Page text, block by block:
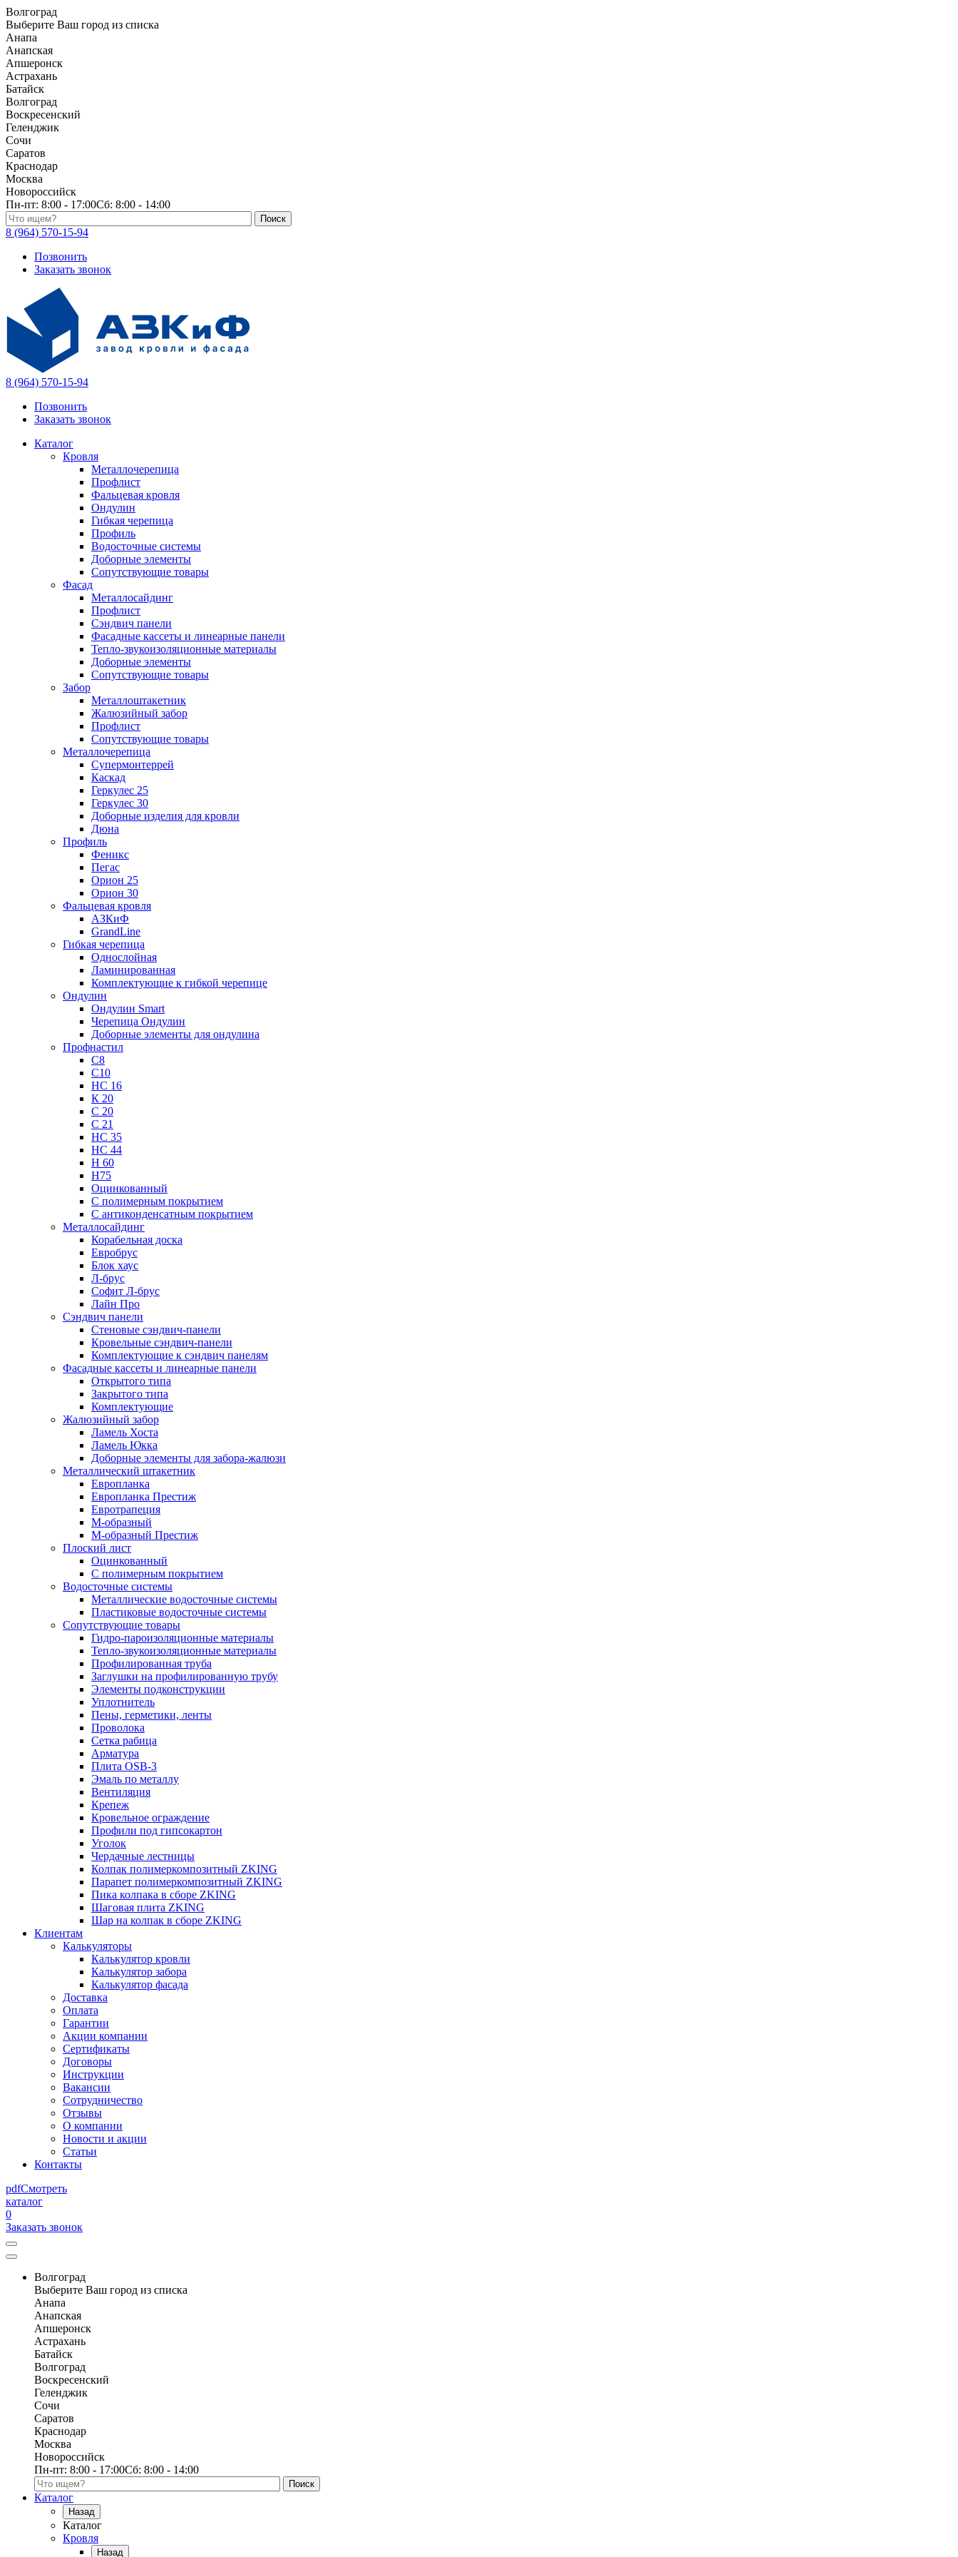
Волгоград
Выберите Ваш город из списка
Анапа
Анапская
Апшеронск
Астрахань
Батайск
Волгоград
Воскресенский
Геленджик
Сочи
Саратов
Краснодар
Москва
Новороссийск
Пн-пт: 8:00 - 17:00Сб: 8:00 - 14:00
Поиск по каталогу
8 (964) 570-15-94
Позвонить
Заказать звонок
8 (964) 570-15-94
Позвонить
Заказать звонок
Каталог
Кровля
Металлочерепица
Профлист
Фальцевая кровля
Ондулин
Гибкая черепица
Профиль
Водосточные системы
Доборные элементы
Сопутствующие товары
Фасад
Металлосайдинг
Профлист
Сэндвич панели
Фасадные кассеты и линеарные панели
Тепло-звукоизоляционные материалы
Доборные элементы
Сопутствующие товары
Забор
Металлоштакетник
Жалюзийный забор
Профлист
Сопутствующие товары
Металлочерепица
Супермонтеррей
Каскад
Геркулес 25
Геркулес 30
Доборные изделия для кровли
Дюна
Профиль
Феникс
Пегас
Орион 25
Орион 30
Фальцевая кровля
АЗКиФ
GrandLine
Гибкая черепица
Однослойная
Ламинированная
Комплектующие к гибкой черепице
Ондулин
Ондулин Smart
Черепица Ондулин
Доборные элементы для ондулина
Профнастил
С8
С10
НС 16
К 20
С 20
С 21
НС 35
НС 44
Н 60
Н75
Оцинкованный
С полимерным покрытием
С антиконденсатным покрытием
Металлосайдинг
Корабельная доска
Евробрус
Блок хаус
Л-брус
Софит Л-брус
Лайн Про
Сэндвич панели
Стеновые сэндвич-панели
Кровельные сэндвич-панели
Комплектующие к сэндвич панелям
Фасадные кассеты и линеарные панели
Открытого типа
Закрытого типа
Комплектующие
Жалюзийный забор
Ламель Хоста
Ламель Юкка
Доборные элементы для забора-жалюзи
Металлический штакетник
Европланка
Европланка Престиж
Евротрапеция
М-образный
М-образный Престиж
Плоский лист
Оцинкованный
С полимерным покрытием
Водосточные системы
Металлические водосточные системы
Пластиковые водосточные системы
Сопутствующие товары
Гидро-пароизоляционные материалы
Тепло-звукоизоляционные материалы
Профилированная труба
Заглушки на профилированную трубу
Элементы подконструкции
Уплотнитель
Пены, герметики, ленты
Проволока
Сетка рабица
Арматура
Плита OSB-3
Эмаль по металлу
Вентиляция
Крепеж
Кровельное ограждение
Профили под гипсокартон
Уголок
Чердачные лестницы
Колпак полимеркомпозитный ZKING
Парапет полимеркомпозитный ZKING
Пика колпака в сборе ZKING
Шаговая плита ZKING
Шар на колпак в сборе ZKING
Клиентам
Калькуляторы
Калькулятор кровли
Калькулятор забора
Калькулятор фасада
Доставка
Оплата
Гарантии
Акции компании
Сертификаты
Договоры
Инструкции
Вакансии
Сотрудничество
Отзывы
О компании
Новости и акции
Статьи
Контакты
pdfСмотреть
каталог
0
Заказать звонок
Волгоград
Выберите Ваш город из списка
Анапа
Анапская
Апшеронск
Астрахань
Батайск
Волгоград
Воскресенский
Геленджик
Сочи
Саратов
Краснодар
Москва
Новороссийск
Пн-пт: 8:00 - 17:00Сб: 8:00 - 14:00
Поиск по каталогу
Каталог
Назад
Каталог
Кровля
Назад